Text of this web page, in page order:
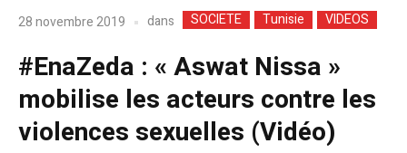
28 novembre 2019 dans SOCIETE Tunisie VIDEOS
#EnaZeda : « Aswat Nissa »
mobilise les acteurs contre les
violences sexuelles (Vidéo)